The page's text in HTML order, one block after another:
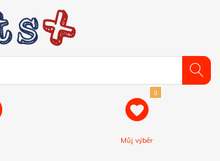
0
Můj výběr